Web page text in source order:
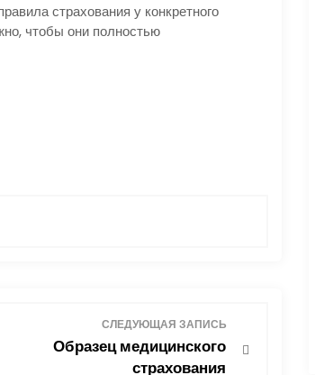
страхования у конкретного
чтобы они полностью
СЛЕДУЮЩАЯ ЗАПИСЬ
Образец медицинского
страхования